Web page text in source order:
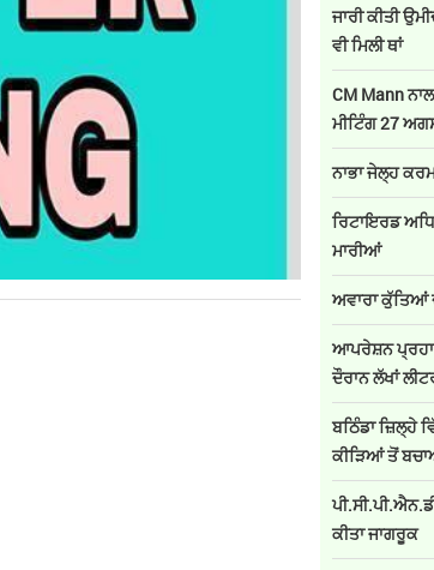
ਜਾਰੀ ਕੀਤੀ
ਵੀ ਮਿਲੀ ਥਾਂ
CM Mann
ਮੀਟਿੰਗ 27
ਨਾਭਾ ਜੇਲ੍ਹ
ਰਿਟਾਇਰਡ
ਮਾਰੀਆਂ
ਅਵਾਰਾ ਕੁੱਤਿਆਂ
ਆਪਰੇਸ਼ਨ
ਦੌਰਾਨ ਲੱਖਾਂ
ਬਠਿੰਡਾ ਜ਼ਿਲ੍ਹੇ
ਕੀੜਿਆਂ ਤੋਂ
ਕੀਤਾ ਜਾਗਰੂਕ